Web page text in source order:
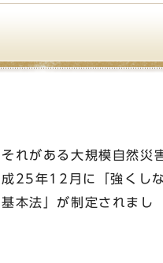
れがある大規模自然災
成25年12月に「強くし
本法」が制定されまし